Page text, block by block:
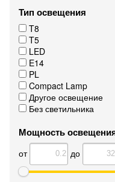
Тип освещения
T8
T5
LED
E14
PL
Compact Lamp
Другое освещение
Без светильника
Мощность
от до